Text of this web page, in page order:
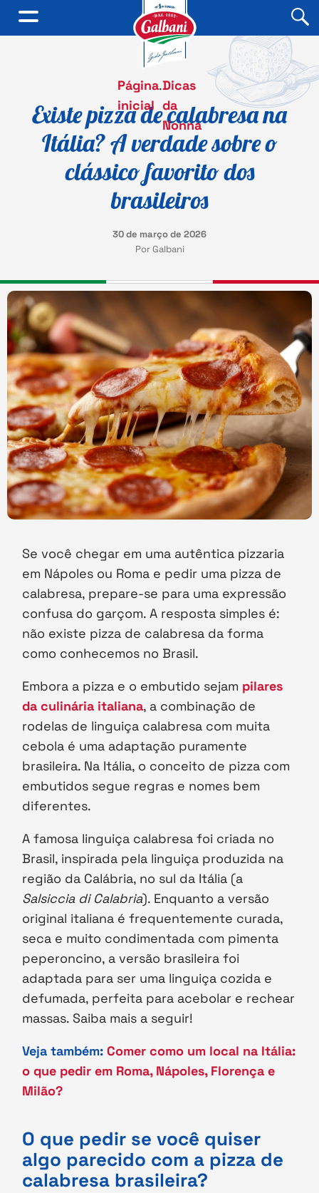
Página
inicial
.Dicas
da
Nonna
Existe pizza de calabresa na
Itália? A verdade sobre o
clássico favorito dos
brasileiros
30 de março de 2026
Por Galbani
Se você chegar em uma autêntica pizzaria
em Nápoles ou Roma e pedir uma pizza de
calabresa, prepare-se para uma expressão
confusa do garçom. A resposta simples é:
não existe pizza de calabresa da forma
como conhecemos no Brasil.
Embora a pizza e o embutido sejam pilares
da culinária italiana, a combinação de
rodelas de linguiça calabresa com muita
cebola é uma adaptação puramente
brasileira. Na Itália, o conceito de pizza com
embutidos segue regras e nomes bem
diferentes.
A famosa linguiça calabresa foi criada no
Brasil, inspirada pela linguiça produzida na
região da Calábria, no sul da Itália (a
Salsiccia di Calabria). Enquanto a versão
original italiana é frequentemente curada,
seca e muito condimentada com pimenta
peperoncino, a versão brasileira foi
adaptada para ser uma linguiça cozida e
defumada, perfeita para acebolar e rechear
massas. Saiba mais a seguir!
Veja também: Comer como um local na Itália:
o que pedir em Roma, Nápoles, Florença e
Milão?
O que pedir se você quiser
algo parecido com a pizza de
calabresa brasileira?